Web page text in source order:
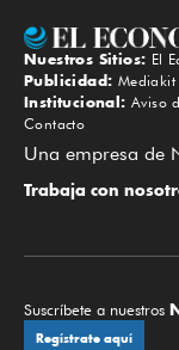
Nuestros Sitios: El
Publicidad: Mediakit
Institucional: Aviso
Contacto
Una empresa de
Trabaja con
Suscríbete a nuestros
Regístrate aquí